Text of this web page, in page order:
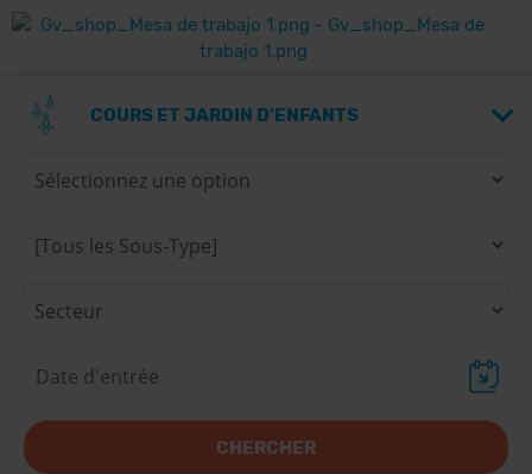
COURS ET JARDIN D'ENFANTS
CHERCHER